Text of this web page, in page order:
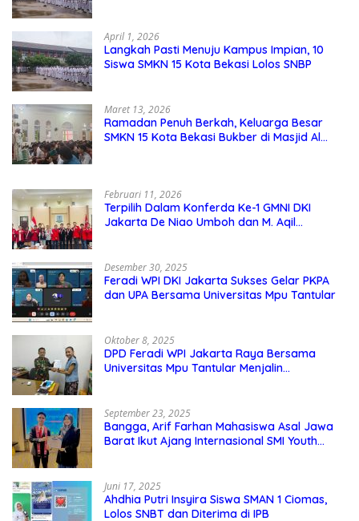
April 1, 2026
Langkah Pasti Menuju Kampus Impian, 10
Siswa SMKN 15 Kota Bekasi Lolos SNBP
Maret 13, 2026
Ramadan Penuh Berkah, Keluarga Besar
SMKN 15 Kota Bekasi Bukber di Masjid Al
Februari 11, 2026
Terpilih Dalam Konferda Ke-1 GMNI DKI
Jakarta De Niao Umboh dan M. Aqil
Desember 30, 2025
Feradi WPI DKI Jakarta Sukses Gelar PKPA
dan UPA Bersama Universitas Mpu Tantular
Oktober 8, 2025
DPD Feradi WPI Jakarta Raya Bersama
Universitas Mpu Tantular Menjalin
September 23, 2025
Bangga, Arif Farhan Mahasiswa Asal Jawa
Barat Ikut Ajang Internasional SMI Youth
Juni 17, 2025
Ahdhia Putri Insyira Siswa SMAN 1 Ciomas,
Lolos SNBT dan Diterima di IPB